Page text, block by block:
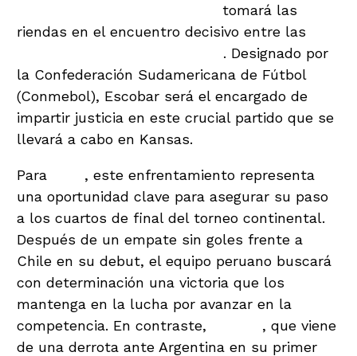
tomará las
riendas en el encuentro decisivo entre las
. Designado por
la Confederación Sudamericana de Fútbol
(Conmebol), Escobar será el encargado de
impartir justicia en este crucial partido que se
llevará a cabo en Kansas.
Para
, este enfrentamiento representa
una oportunidad clave para asegurar su paso
a los cuartos de final del torneo continental.
Después de un empate sin goles frente a
Chile en su debut, el equipo peruano buscará
con determinación una victoria que los
mantenga en la lucha por avanzar en la
competencia. En contraste,
, que viene
de una derrota ante Argentina en su primer